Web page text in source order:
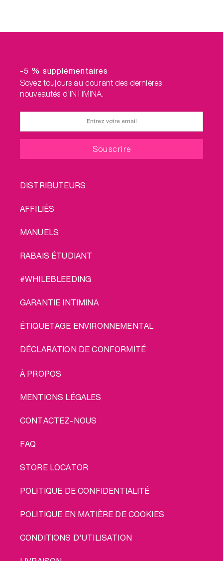
-5 % supplémentaires
Soyez toujours au courant des dernières
nouveautés d’INTIMINA.
FOOTER
DISTRIBUTEURS
AFFILIÉS
MANUELS
RABAIS ÉTUDIANT
#WHILEBLEEDING
GARANTIE INTIMINA
ÉTIQUETAGE ENVIRONNEMENTAL
DÉCLARATION DE CONFORMITÉ
LEGAL
À PROPOS
MENTIONS LÉGALES
CONTACTEZ-NOUS
FAQ
STORE LOCATOR
POLITIQUE DE CONFIDENTIALITÉ
POLITIQUE EN MATIÈRE DE COOKIES
CONDITIONS D'UTILISATION